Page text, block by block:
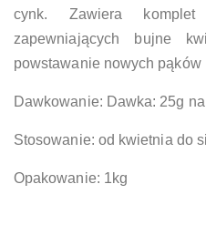
cynk. Zawiera komplet
zapewniających bujne
powstawanie nowych pąków
Dawkowanie: Dawka: 25g
Stosowanie: od kwietnia do
Opakowanie: 1kg